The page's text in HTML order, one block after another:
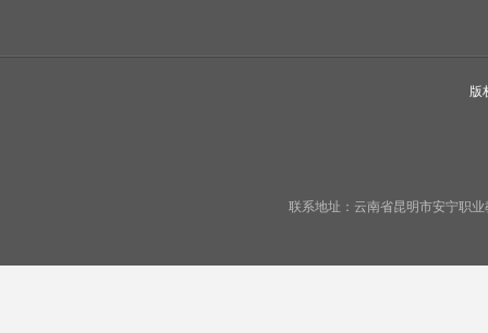
版
联系地址：云南省昆明市安宁职